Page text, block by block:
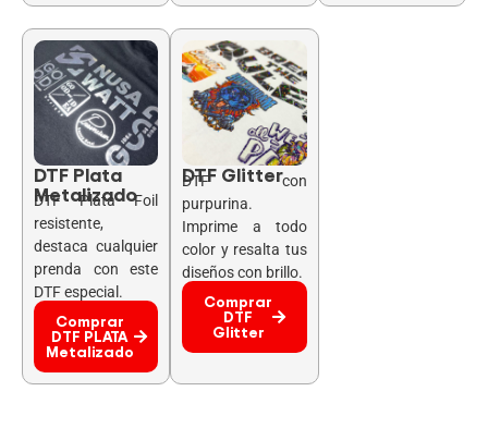
DTF Plata
Metalizado
DTF Plata Foil
resistente,
destaca cualquier
prenda con este
DTF especial.
Comprar
DTF PLATA
Metalizado
DTF Glitter
DTF con
purpurina.
Imprime a todo
color y resalta tus
diseños con brillo.
Comprar
DTF
Glitter